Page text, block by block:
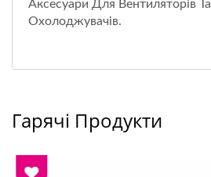
Аксесуари Для Вентиляторів Та
Охолоджувачів.
Гарячі Продукти